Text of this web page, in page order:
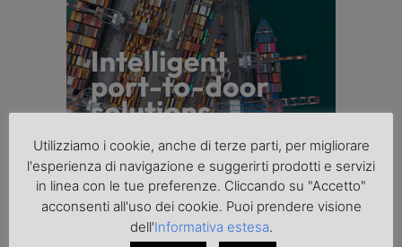
Utilizziamo i cookie, anche di terze parti, per migliorare
l'esperienza di navigazione e suggerirti prodotti e servizi
in linea con le tue preferenze. Cliccando su "Accetto"
acconsenti all'uso dei cookie. Puoi prendere visione
dell'Informativa estesa.